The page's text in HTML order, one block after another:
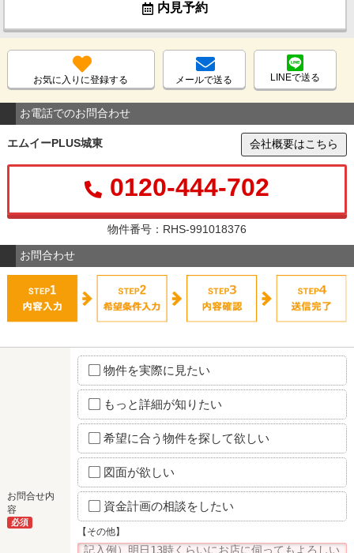
内見予約
お気に入りに登録する メールで送る LINEで送る
お電話でのお問合わせ
エムイーPLUS城東 会社概要はこちら
0120-444-702
物件番号：RHS-991018376
お問合わせ
お問合せ内
容
必須
物件を実際に見たい
もっと詳細が知りたい
希望に合う物件を探して欲しい
図面が欲しい
資金計画の相談をしたい
【その他】